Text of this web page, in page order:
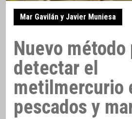
Mar Gavilán y Javier Muniesa
Nuevo método
detectar el
metilmercurio
pescados y